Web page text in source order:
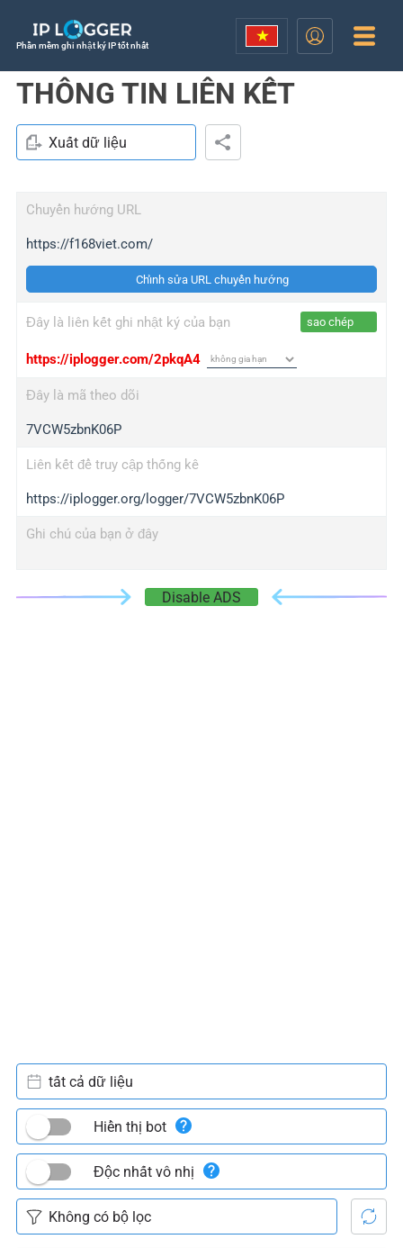
Phần mềm ghi nhật ký IP tốt nhất
THÔNG TIN LIÊN KẾT
Xuất dữ liệu
Chuyển hướng URL
https://f168viet.com/
Chỉnh sửa URL chuyển hướng
Đây là liên kết ghi nhật ký của bạn sao chép
https://iplogger.com/2pkqA4
Đây là mã theo dõi
7VCW5zbnK06P
Liên kết để truy cập thống kê
https://iplogger.org/logger/7VCW5zbnK06P
Ghi chú của bạn ở đây
Disable ADS
tất cả dữ liệu
Hiển thị bot
Độc nhất vô nhị